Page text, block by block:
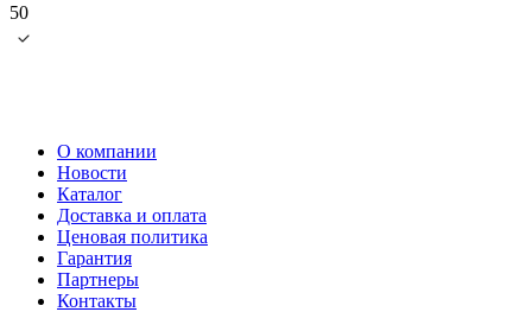
50
О компании
Новости
Каталог
Доставка и оплата
Ценовая политика
Гарантия
Партнеры
Контакты